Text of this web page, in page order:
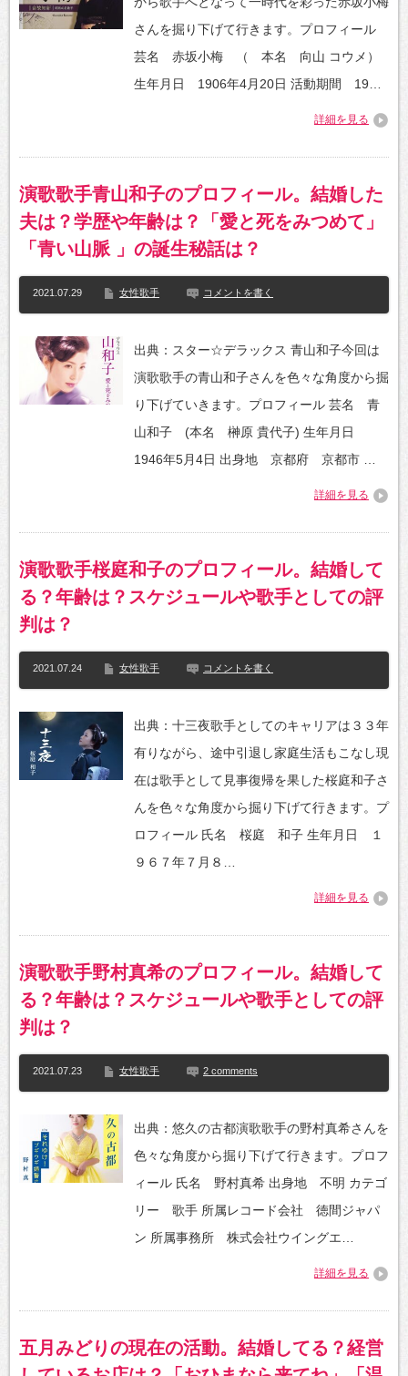
さんを掘り下げて行きます。プロフィール
芸名 赤坂小梅 （ 本名 向山 コウメ）
生年月日 1906年4月20日 活動期間 19…
詳細を見る
演歌歌手青山和子のプロフィール。結婚した
夫は？学歴や年齢は？「愛と死をみつめて」
「青い山脈 」の誕生秘話は？
2021.07.29 女性歌手 コメントを書く
出典：スター☆デラックス 青山和子今回は
演歌歌手の青山和子さんを色々な角度から掘
り下げていきます。プロフィール 芸名 青
山和子 (本名 榊原 貴代子) 生年月日
1946年5月4日 出身地 京都府 京都市 …
詳細を見る
演歌歌手桜庭和子のプロフィール。結婚して
る？年齢は？スケジュールや歌手としての評
判は？
2021.07.24 女性歌手 コメントを書く
出典：十三夜歌手としてのキャリアは３３年
有りながら、途中引退し家庭生活もこなし現
在は歌手として見事復帰を果した桜庭和子さ
んを色々な角度から掘り下げて行きます。プ
ロフィール 氏名 桜庭 和子 生年月日 １
９６７年７月８…
詳細を見る
演歌歌手野村真希のプロフィール。結婚して
る？年齢は？スケジュールや歌手としての評
判は？
2021.07.23 女性歌手 2 comments
出典：悠久の古都演歌歌手の野村真希さんを
色々な角度から掘り下げて行きます。プロフ
ィール 氏名 野村真希 出身地 不明 カテゴ
リー 歌手 所属レコード会社 徳間ジャパ
ン 所属事務所 株式会社ウイングエ…
詳細を見る
五月みどりの現在の活動。結婚してる？経営